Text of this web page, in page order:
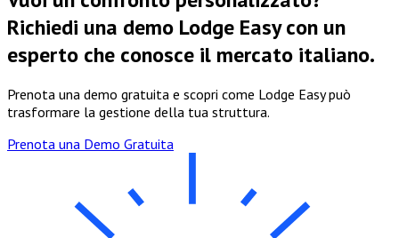
Richiedi una demo Lodge Easy con un
esperto che conosce il mercato italiano.
Prenota una demo gratuita e scopri come Lodge Easy può
trasformare la gestione della tua struttura.
Prenota una Demo Gratuita